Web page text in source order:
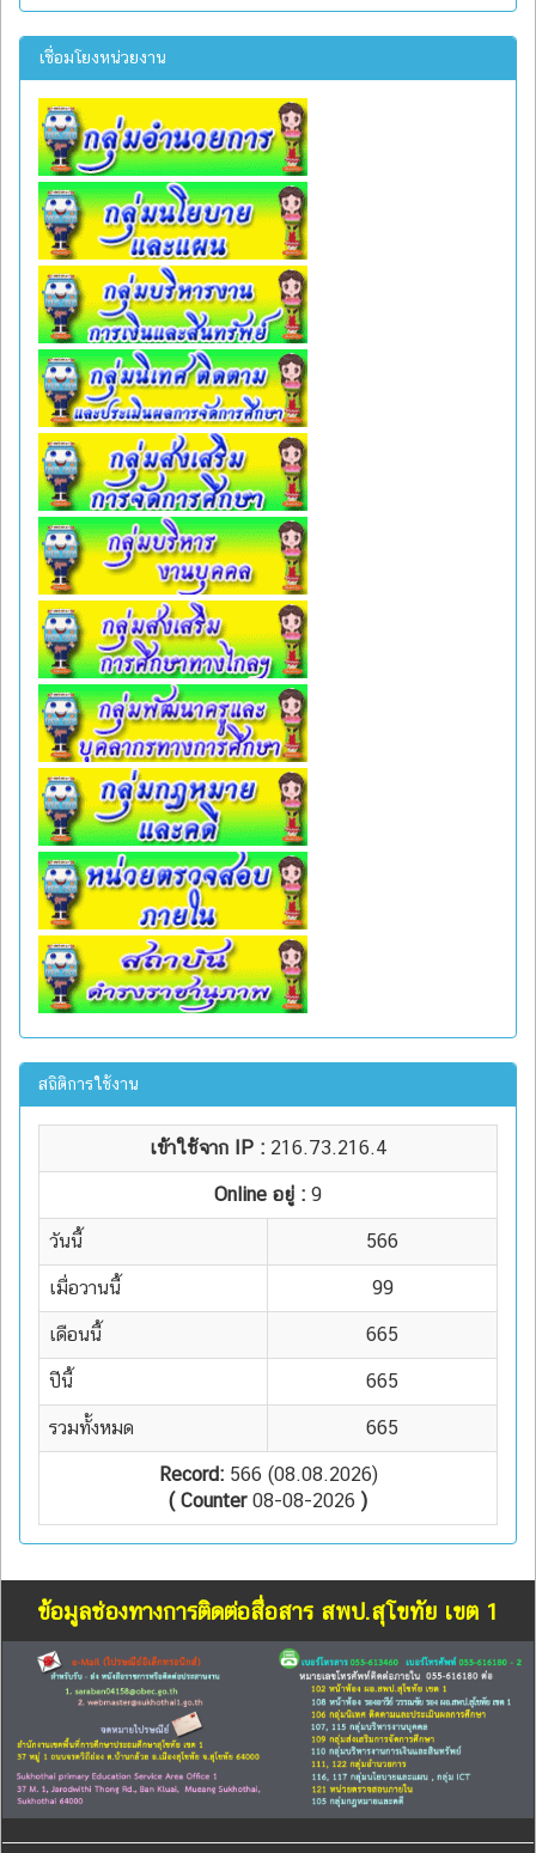
เชื่อมโยงหน่วยงาน
สถิติการใช้งาน
เข้าใช้จาก IP : 216.73.216.4
Online อยู่ : 9
วันนี้ 566
เมื่อวานนี้ 99
เดือนนี้ 665
ปีนี้ 665
รวมทั้งหมด 665
Record:566 (08.08.2026)
( Counter08-08-2026 )
ข้อมูลช่องทางการติดต่อสื่อสาร สพป.สุโขทัย เขต 1